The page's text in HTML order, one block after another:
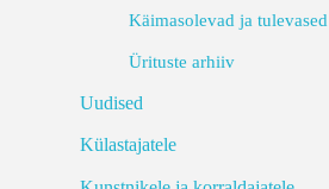
Käimasolevad ja tulevased
Ürituste arhiiv
Uudised
Külastajatele